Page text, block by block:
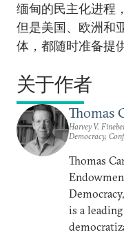
缅甸的民主化进程
但是美国、欧洲和
体，都随时准备提
关于作者
Thomas
Harvey V.
Democracy,
Thomas
is a